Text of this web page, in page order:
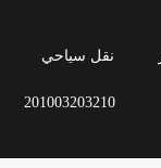
نقل سياحي
201003203210